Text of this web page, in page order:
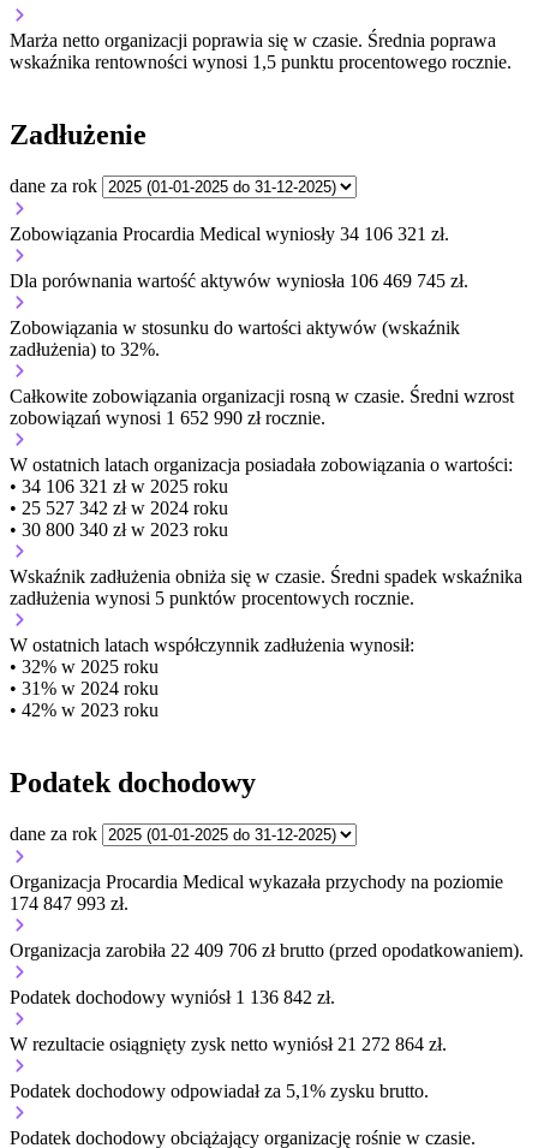
Marża netto organizacji poprawia się w czasie. Średnia poprawa
wskaźnika rentowności wynosi 1,5 punktu procentowego rocznie.
Zadłużenie
dane za rok
Zobowiązania Procardia Medical wyniosły 34 106 321 zł.
Dla porównania wartość aktywów wyniosła 106 469 745 zł.
Zobowiązania w stosunku do wartości aktywów (wskaźnik
zadłużenia) to 32%.
Całkowite zobowiązania organizacji rosną w czasie. Średni wzrost
zobowiązań wynosi 1 652 990 zł rocznie.
W ostatnich latach organizacja posiadała zobowiązania o wartości:
• 34 106 321 zł w 2025 roku
• 25 527 342 zł w 2024 roku
• 30 800 340 zł w 2023 roku
Wskaźnik zadłużenia obniża się w czasie. Średni spadek wskaźnika
zadłużenia wynosi 5 punktów procentowych rocznie.
W ostatnich latach współczynnik zadłużenia wynosił:
• 32% w 2025 roku
• 31% w 2024 roku
• 42% w 2023 roku
Podatek dochodowy
dane za rok
Organizacja Procardia Medical wykazała przychody na poziomie
174 847 993 zł.
Organizacja zarobiła 22 409 706 zł brutto (przed opodatkowaniem).
Podatek dochodowy wyniósł 1 136 842 zł.
W rezultacie osiągnięty zysk netto wyniósł 21 272 864 zł.
Podatek dochodowy odpowiadał za 5,1% zysku brutto.
Podatek dochodowy obciążający organizację rośnie w czasie.